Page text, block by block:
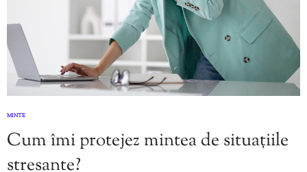
MINTE
Cum îmi protejez mintea de situațiile
stresante?